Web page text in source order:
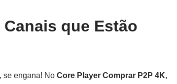
que Estão
se engana! No Core Player Comprar P2P 4K,